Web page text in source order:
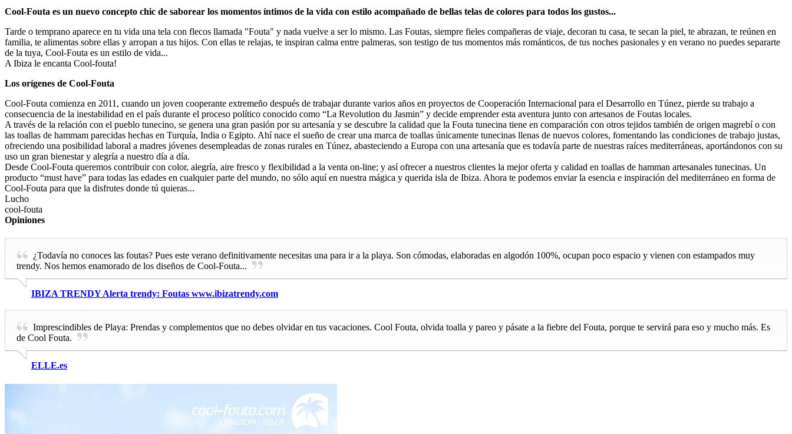
Cool-Fouta es un nuevo concepto chic de saborear los momentos íntimos de la vida con estilo acompañado de bellas telas de colores para todos los gustos...
Tarde o temprano aparece en tu vida una tela con flecos llamada "Fouta" y nada vuelve a ser lo mismo. Las Foutas, siempre fieles compañeras de viaje, decoran tu casa, te secan la piel, te abrazan, te reúnen en
familia, te alimentas sobre ellas y arropan a tus hijos. Con ellas te relajas, te inspiran calma entre palmeras, son testigo de tus momentos más románticos, de tus noches pasionales y en verano no puedes separarte
de la tuya, Cool-Fouta es un estilo de vida...
A Ibiza le encanta Cool-fouta!
Los orígenes de Cool-Fouta
Cool-Fouta comienza en 2011, cuando un joven cooperante extremeño después de trabajar durante varios años en proyectos de Cooperación Internacional para el Desarrollo en Túnez, pierde su trabajo a
consecuencia de la inestabilidad en el país durante el proceso político conocido como “La Revolution du Jasmin” y decide emprender esta aventura junto con artesanos de Foutas locales.
A través de la relación con el pueblo tunecino, se genera una gran pasión por su artesanía y se descubre la calidad que la Fouta tunecina tiene en comparación con otros tejidos también de origen magrebí o con
las toallas de hammam parecidas hechas en Turquía, India o Egipto. Ahí nace el sueño de crear una marca de toallas únicamente tunecinas llenas de nuevos colores, fomentando las condiciones de trabajo justas,
ofreciendo una posibilidad laboral a madres jóvenes desempleadas de zonas rurales en Túnez, abasteciendo a Europa con una artesanía que es todavía parte de nuestras raíces mediterráneas, aportándonos con su
uso un gran bienestar y alegría a nuestro día a día.
Desde Cool-Fouta queremos contribuir con color, alegría, aire fresco y flexibilidad a la venta on-line; y así ofrecer a nuestros clientes la mejor oferta y calidad en toallas de hamman artesanales tunecinas. Un
producto “must have” para todas las edades en cualquier parte del mundo, no sólo aquí en nuestra mágica y querida isla de Ibiza. Ahora te podemos enviar la esencia e inspiración del mediterráneo en forma de
Cool-Fouta para que la disfrutes donde tú quieras...
Lucho
cool-fouta
Opiniones
¿Todavía no conoces las foutas? Pues este verano definitivamente necesitas una para ir a la playa. Son cómodas, elaboradas en algodón 100%, ocupan poco espacio y vienen con estampados muy
trendy. Nos hemos enamorado de los diseños de Cool-Fouta...
IBIZA TRENDY Alerta trendy: Foutas www.ibizatrendy.com
Imprescindibles de Playa: Prendas y complementos que no debes olvidar en tus vacaciones. Cool Fouta, olvida toalla y pareo y pásate a la fiebre del Fouta, porque te servirá para eso y mucho más. Es
de Cool Fouta.
ELLE.es